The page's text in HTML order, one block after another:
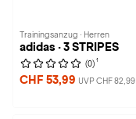
Trainingsanzug · Herren
adidas · 3 STRIPES
(0) 1
CHF 53,99 UVP CHF 82,99